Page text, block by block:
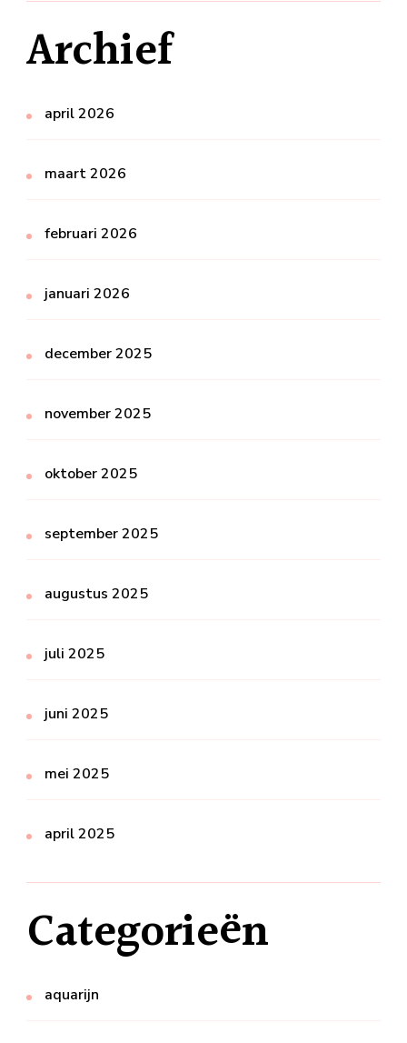
Archief
april 2026
maart 2026
februari 2026
januari 2026
december 2025
november 2025
oktober 2025
september 2025
augustus 2025
juli 2025
juni 2025
mei 2025
april 2025
Categorieën
aquarijn